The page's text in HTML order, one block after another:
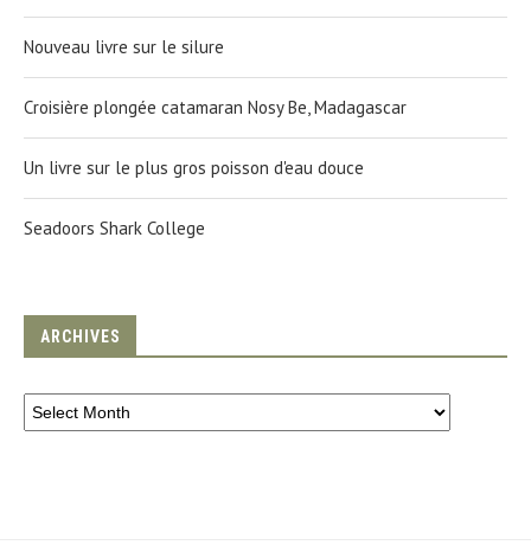
Nouveau livre sur le silure
Croisière plongée catamaran Nosy Be, Madagascar
Un livre sur le plus gros poisson d'eau douce
Seadoors Shark College
ARCHIVES